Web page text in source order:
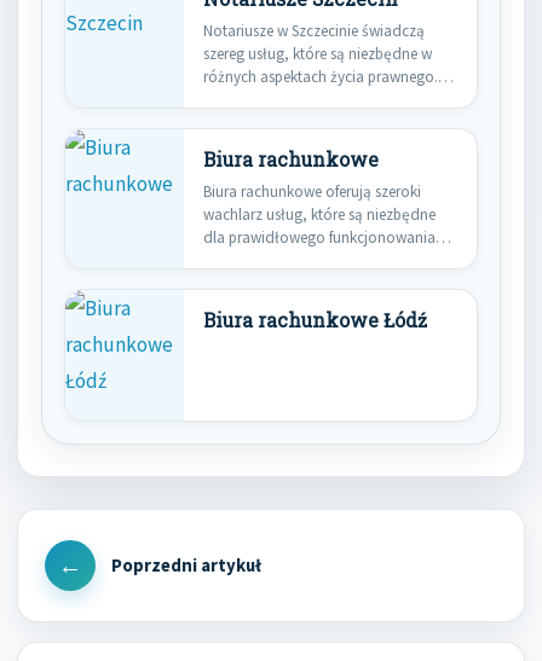
Notariusze w Szczecinie świadczą
szereg usług, które są niezbędne w
różnych aspektach życia prawnego.
Biura rachunkowe
Biura rachunkowe oferują szeroki
wachlarz usług, które są niezbędne
dla prawidłowego funkcjonowania
Biura rachunkowe Łódź
Nawigacja
wpisu
Previous